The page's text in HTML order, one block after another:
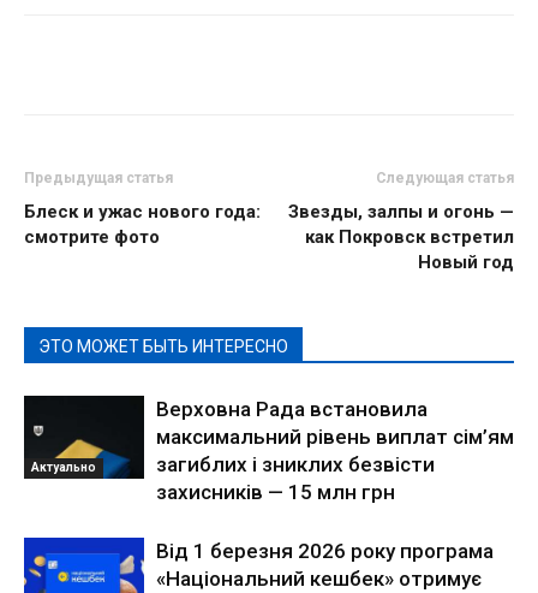
Предыдущая статья
Блеск и ужас нового года:
смотрите фото
Следующая статья
Звезды, залпы и огонь —
как Покровск встретил
Новый год
ЭТО МОЖЕТ БЫТЬ ИНТЕРЕСНО
Актуально
Верховна Рада встановила
максимальний рівень виплат сім’ям
загиблих і зниклих безвісти
захисників — 15 млн грн
Від 1 березня 2026 року програма
«Національний кешбек» отримує